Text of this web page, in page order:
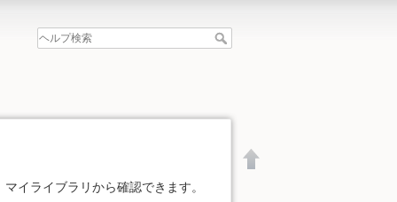
イライブラリから確認できます。